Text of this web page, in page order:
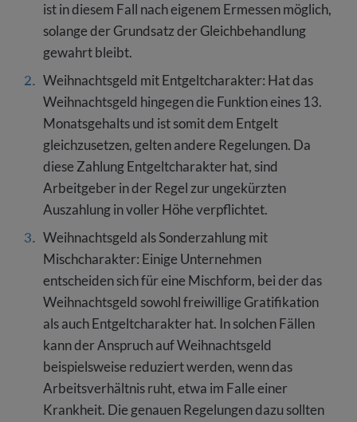
ist in diesem Fall nach eigenem Ermessen möglich,
solange der Grundsatz der Gleichbehandlung
gewahrt bleibt.
Weihnachtsgeld mit Entgeltcharakter: Hat das
Weihnachtsgeld hingegen die Funktion eines 13.
Monatsgehalts und ist somit dem Entgelt
gleichzusetzen, gelten andere Regelungen. Da
diese Zahlung Entgeltcharakter hat, sind
Arbeitgeber in der Regel zur ungekürzten
Auszahlung in voller Höhe verpflichtet.
Weihnachtsgeld als Sonderzahlung mit
Mischcharakter: Einige Unternehmen
entscheiden sich für eine Mischform, bei der das
Weihnachtsgeld sowohl freiwillige Gratifikation
als auch Entgeltcharakter hat. In solchen Fällen
kann der Anspruch auf Weihnachtsgeld
beispielsweise reduziert werden, wenn das
Arbeitsverhältnis ruht, etwa im Falle einer
Krankheit. Die genauen Regelungen dazu sollten